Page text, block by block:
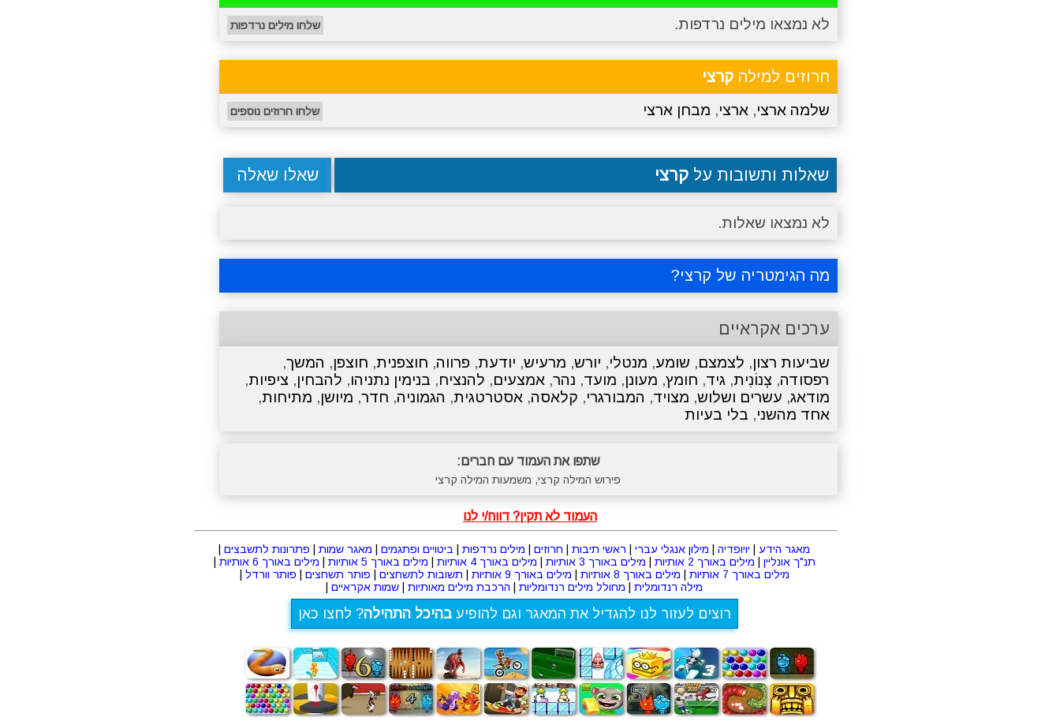
לא נמצאו מילים נרדפות. שלחו מילים נרדפות
חרוזים למילה קרצי
שלמה ארצי, ארצי, מבחן ארצי שלחו חרוזים נוספים
שאלות ותשובות עלקרצי שאלו שאלה
לא נמצאו שאלות.
מה הגימטריה של קרצי?
ערכים אקראיים
שביעות רצון, לצמצם, שומע, מנטלי, יורש, מרעיש, יודעת, פרווה, חוצפנית, חוצפן, המשך,
רפסודה, צְנוֹנִית, גיד, חומץ, מעונן, מועד, נהר, אמצעים, להנציח, בנימין נתניהו, להבחין, ציפיות,
מודאג, עשרים ושלוש, מצויד, המבורגרי, קלאסה, אסטרטגית, הגמוניה, חדר, מיושן, מתיחות,
אחד מהשני, בלי בעיות
שתפו את העמוד עם חברים:
פירוש המילה קרצי, משמעות המילה קרצי
העמוד לא תקין? דווח/י לנו
מאגר הידע יויופדיה מילון אנגלי עברי ראשי תיבות חרוזים מילים נרדפות ביטויים ופתגמים מאגר שמות פתרונות לתשבצים
תנ"ך אונליין
מילים באורך 2 אותיות מילים באורך 3 אותיות מילים באורך 4 אותיות מילים באורך 5 אותיות מילים באורך 6 אותיות
מילים באורך 7 אותיות
מילים באורך 8 אותיות מילים באורך 9 אותיות תשובות לתשחצים פותר תשחצים פותר וורדל
מילה רנדומלית
מחולל מילים רנדומליות הרכבת מילים מאותיות שמות אקראיים
רוצים לעזור לנו להגדיל את המאגר וגם להופיעבהיכל התהילה? לחצו כאן